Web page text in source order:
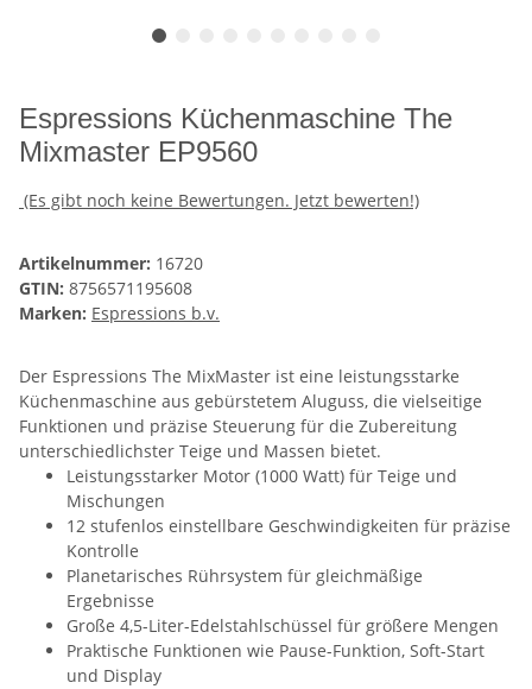
Espressions Küchenmaschine The
Mixmaster EP9560
(Es gibt noch keine Bewertungen. Jetzt bewerten!)
Artikelnummer: 16720
GTIN: 8756571195608
Marken: Espressions b.v.
Der Espressions The MixMaster ist eine leistungsstarke
Küchenmaschine aus gebürstetem Aluguss, die vielseitige
Funktionen und präzise Steuerung für die Zubereitung
unterschiedlichster Teige und Massen bietet.
Leistungsstarker Motor (1000 Watt) für Teige und
Mischungen
12 stufenlos einstellbare Geschwindigkeiten für präzise
Kontrolle
Planetarisches Rührsystem für gleichmäßige
Ergebnisse
Große 4,5-Liter-Edelstahlschüssel für größere Mengen
Praktische Funktionen wie Pause-Funktion, Soft-Start
und Display